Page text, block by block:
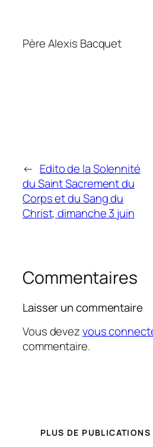
Père Alexis Bacquet
← Edito de la Solennité
du Saint Sacrement du
Corps et du Sang du
Christ, dimanche 3 juin
Commentaires
Laisser un commentaire
Vous devezvous
commentaire.
PLUS DE PUBLICATIONS